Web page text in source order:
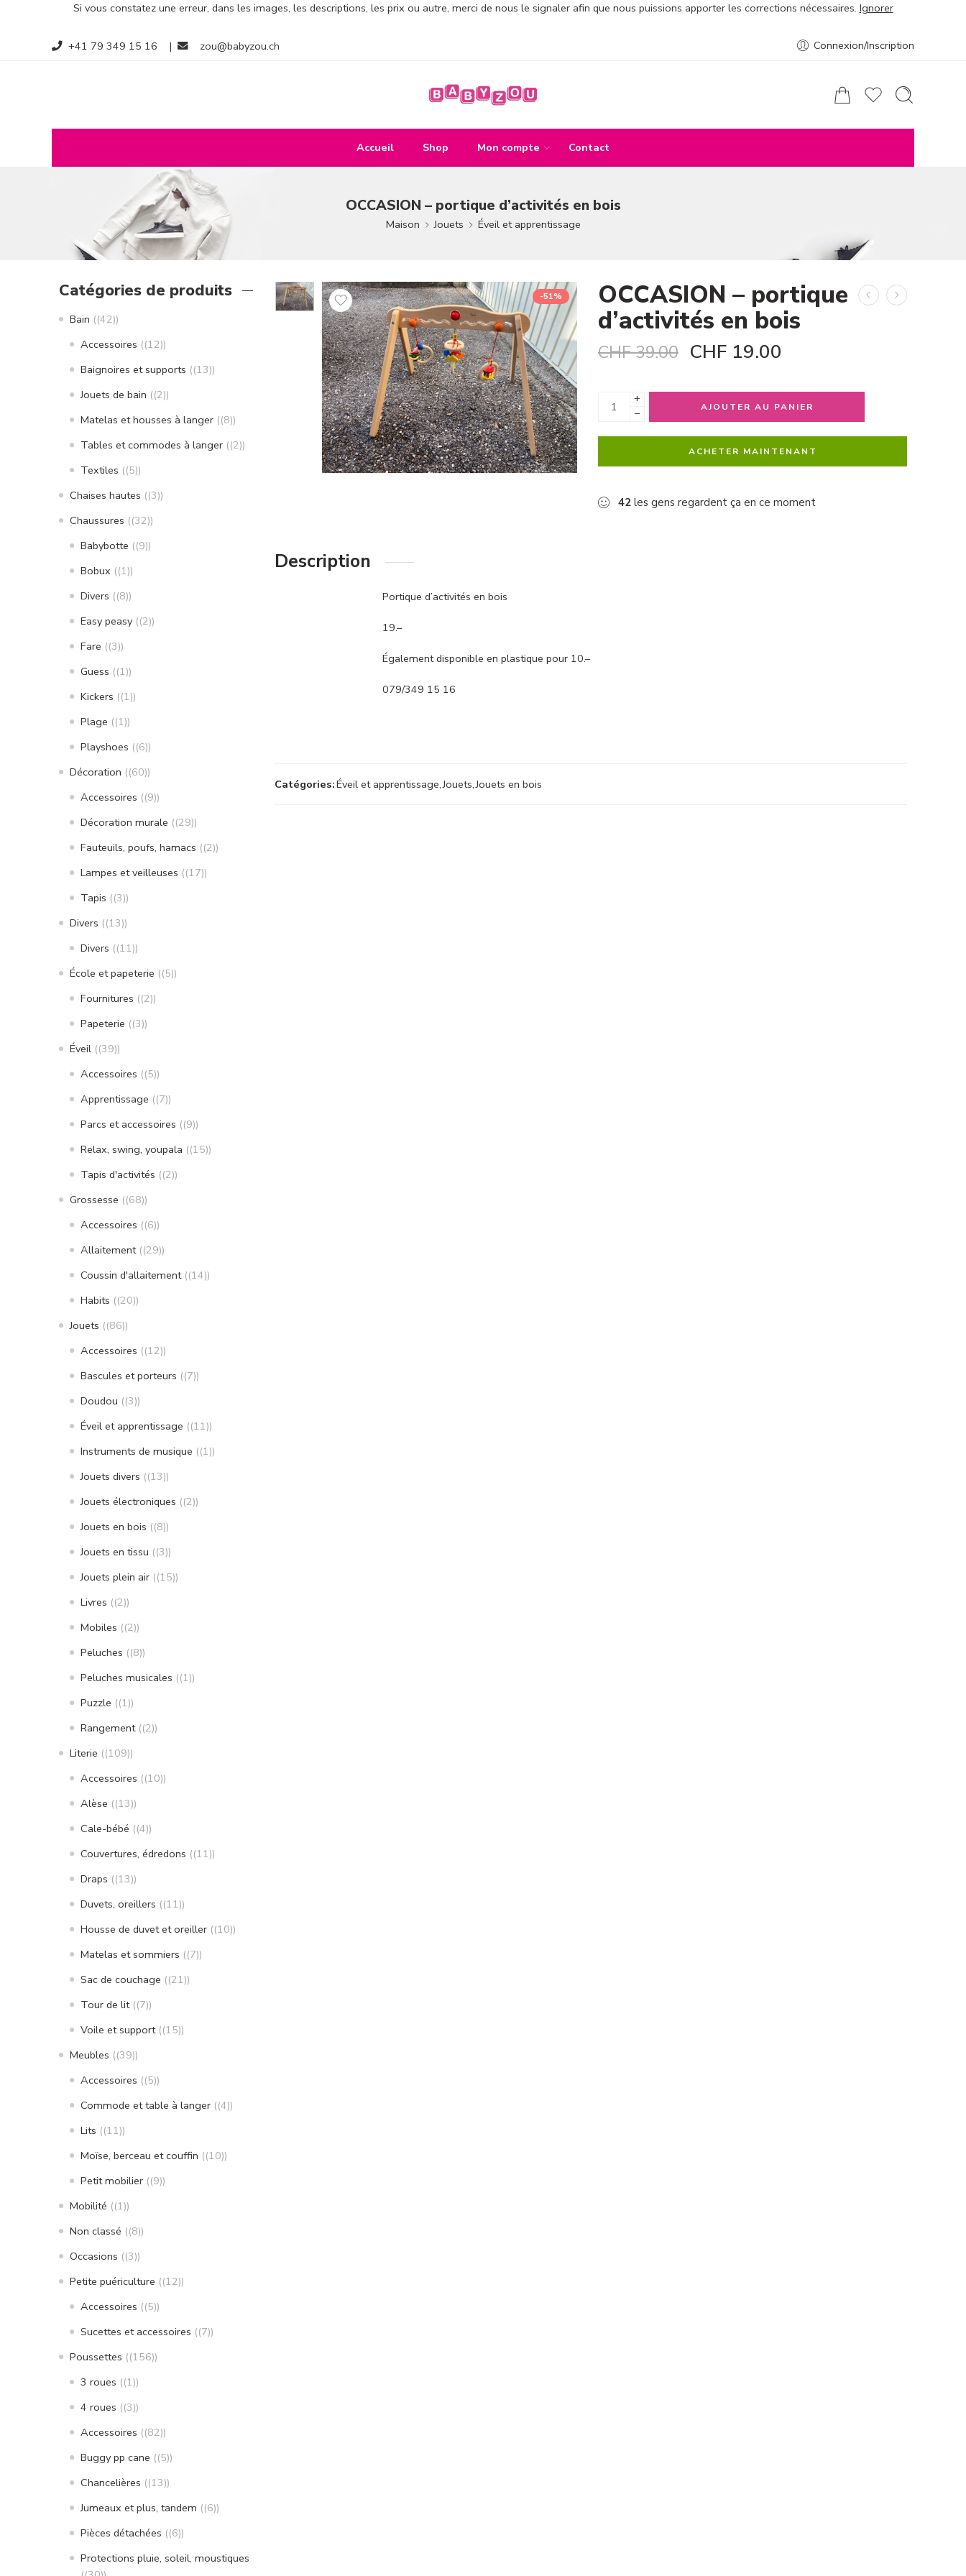
Si vous constatez une erreur, dans les images, les descriptions, les prix ou autre, merci de nous le signaler afin que nous puissions apporter les corrections nécessaires. Ignorer
+41 79 349 15 16 | zou@babyzou.ch Connexion/Inscription
Accueil Shop Mon compte Contact
OCCASION – portique d’activités en bois
Maison Jouets Éveil et apprentissage
-51% OCCASION – portique
d’activités en bois
CHF39.00 CHF 19.00
+
−
AJOUTER AU PANIER
ACHETER MAINTENANT
42 les gens regardent ça en ce moment
Description
Portique d’activités en bois
19.–
Également disponible en plastique pour 10.–
079/349 15 16
Catégories:Éveil et apprentissage,Jouets,Jouets en bois
Catégories de produits
Bain (42)
Accessoires (12)
Baignoires et supports (13)
Jouets de bain (2)
Matelas et housses à langer (8)
Tables et commodes à langer (2)
Textiles (5)
Chaises hautes (3)
Chaussures (32)
Babybotte (9)
Bobux (1)
Divers (8)
Easy peasy (2)
Fare (3)
Guess (1)
Kickers (1)
Plage (1)
Playshoes (6)
Décoration (60)
Accessoires (9)
Décoration murale (29)
Fauteuils, poufs, hamacs (2)
Lampes et veilleuses (17)
Tapis (3)
Divers (13)
Divers (11)
École et papeterie (5)
Fournitures (2)
Papeterie (3)
Éveil (39)
Accessoires (5)
Apprentissage (7)
Parcs et accessoires (9)
Relax, swing, youpala (15)
Tapis d'activités (2)
Grossesse (68)
Accessoires (6)
Allaitement (29)
Coussin d'allaitement (14)
Habits (20)
Jouets (86)
Accessoires (12)
Bascules et porteurs (7)
Doudou (3)
Éveil et apprentissage (11)
Instruments de musique (1)
Jouets divers (13)
Jouets électroniques (2)
Jouets en bois (8)
Jouets en tissu (3)
Jouets plein air (15)
Livres (2)
Mobiles (2)
Peluches (8)
Peluches musicales (1)
Puzzle (1)
Rangement (2)
Literie (109)
Accessoires (10)
Alèse (13)
Cale-bébé (4)
Couvertures, édredons (11)
Draps (13)
Duvets, oreillers (11)
Housse de duvet et oreiller (10)
Matelas et sommiers (7)
Sac de couchage (21)
Tour de lit (7)
Voile et support (15)
Meubles (39)
Accessoires (5)
Commode et table à langer (4)
Lits (11)
Moïse, berceau et couffin (10)
Petit mobilier (9)
Mobilité (1)
Non classé (8)
Occasions (3)
Petite puériculture (12)
Accessoires (5)
Sucettes et accessoires (7)
Poussettes (156)
3 roues (1)
4 roues (3)
Accessoires (82)
Buggy pp cane (5)
Chancelières (13)
Jumeaux et plus, tandem (6)
Pièces détachées (6)
Protections pluie, soleil, moustiques